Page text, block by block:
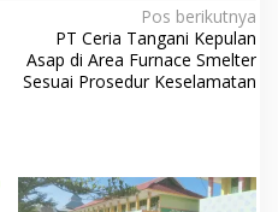
Pos berikutnya
PT Ceria Tangani Kepulan
Asap di Area Furnace Smelter
Sesuai Prosedur Keselamatan